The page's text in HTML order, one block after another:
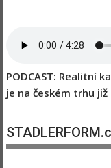
PODCAST: Realitní
je na českém trhu již